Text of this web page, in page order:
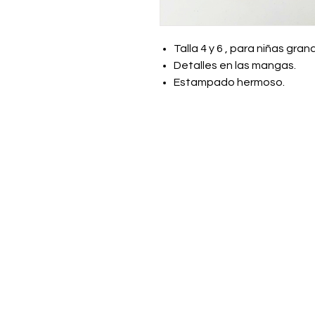
Talla 4 y 6 , para niñas
Detalles en las mangas.
Estampado hermoso.